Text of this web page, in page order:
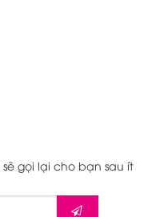
gọi lại cho bạn sau ít